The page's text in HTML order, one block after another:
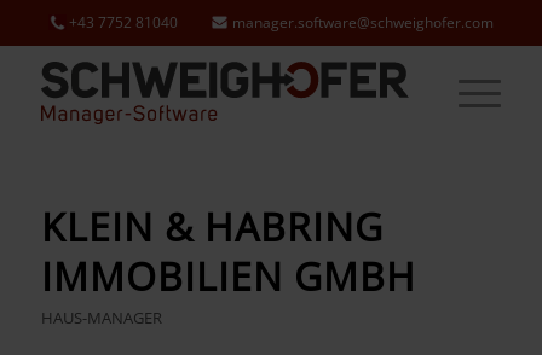
+43 7752 81040 manager.software@schweighofer.com
KLEIN & HABRING
IMMOBILIEN GMBH
HAUS-MANAGER